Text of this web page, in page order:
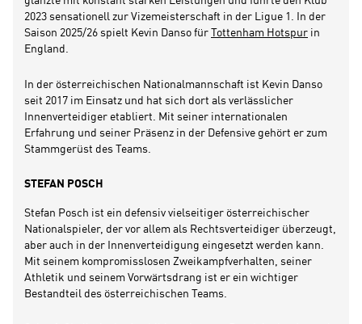
2023 sensationell zur Vizemeisterschaft in der Ligue 1. In der
Saison 2025/26 spielt Kevin Danso für Tottenham Hotspur in
England.
In der österreichischen Nationalmannschaft ist Kevin Danso
seit 2017 im Einsatz und hat sich dort als verlässlicher
Innenverteidiger etabliert. Mit seiner internationalen
Erfahrung und seiner Präsenz in der Defensive gehört er zum
Stammgerüst des Teams.
STEFAN POSCH
Stefan Posch ist ein defensiv vielseitiger österreichischer
Nationalspieler, der vor allem als Rechtsverteidiger überzeugt,
aber auch in der Innenverteidigung eingesetzt werden kann.
Mit seinem kompromisslosen Zweikampfverhalten, seiner
Athletik und seinem Vorwärtsdrang ist er ein wichtiger
Bestandteil des österreichischen Teams.